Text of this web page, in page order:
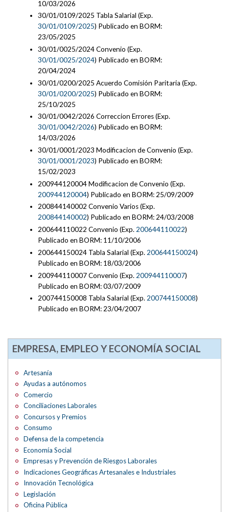
10/03/2026
30/01/0109/2025 Tabla Salarial (Exp.
30/01/0109/2025) Publicado en BORM:
23/05/2025
30/01/0025/2024 Convenio (Exp.
30/01/0025/2024) Publicado en BORM:
20/04/2024
30/01/0200/2025 Acuerdo Comisión Paritaria (Exp.
30/01/0200/2025) Publicado en BORM:
25/10/2025
30/01/0042/2026 Correccion Errores (Exp.
30/01/0042/2026) Publicado en BORM:
14/03/2026
30/01/0001/2023 Modificacion de Convenio (Exp.
30/01/0001/2023) Publicado en BORM:
15/02/2023
200944120004 Modificacion de Convenio (Exp.
200944120004) Publicado en BORM: 25/09/2009
200844140002 Convenio Varios (Exp.
200844140002) Publicado en BORM: 24/03/2008
200644110022 Convenio (Exp. 200644110022)
Publicado en BORM: 11/10/2006
200644150024 Tabla Salarial (Exp. 200644150024)
Publicado en BORM: 18/03/2006
200944110007 Convenio (Exp. 200944110007)
Publicado en BORM: 03/07/2009
200744150008 Tabla Salarial (Exp.200744150008)
Publicado en BORM: 23/04/2007
EMPRESA, EMPLEO Y ECONOMÍA SOCIAL
Artesanía
Ayudas a autónomos
Comercio
Conciliaciones Laborales
Concursos y Premios
Consumo
Defensa de la competencia
Economía Social
Empresas y Prevención de Riesgos Laborales
Indicaciones Geográficas Artesanales e Industriales
Innovación Tecnológica
Legislación
Oficina Pública